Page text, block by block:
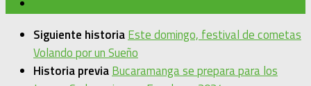
Siguiente historiaEste domingo, festival de cometas
Volando por un Sueño
Historia previaBucaramanga se prepara para los